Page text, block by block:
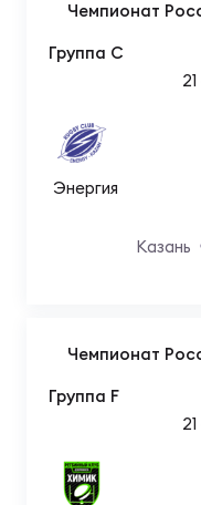
Чемпионат
Группа C
Энергия
Казань
Чемпионат
Группа F